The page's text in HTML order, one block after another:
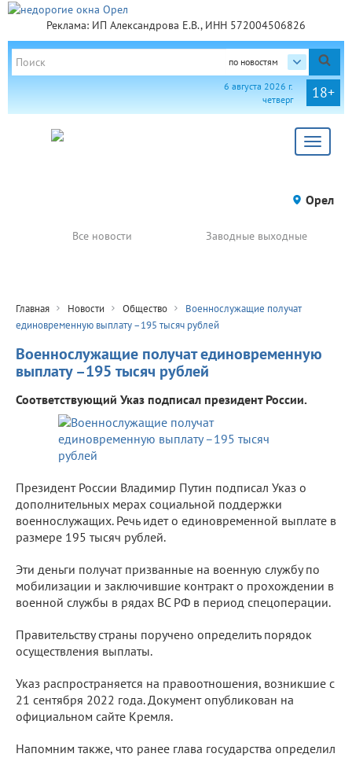
Реклама: ИП Александрова Е.В., ИНН 572004506826
по новостям
18+
6 августа 2026 г.
четверг
Toggle
Орел
Все новости Заводные выходные
Главная Новости Общество
Военнослужащие получат
единовременную выплату –195 тысяч рублей
Военнослужащие получат единовременную
выплату –195 тысяч рублей
Соответствующий Указ подписал президент России.
Президент России Владимир Путин подписал Указ о
дополнительных мерах социальной поддержки
военнослужащих. Речь идет о единовременной выплате в
размере 195 тысяч рублей.
Эти деньги получат призванные на военную службу по
мобилизации и заключившие контракт о прохождении в
военной службы в рядах ВС РФ в период спецоперации.
Правительству страны поручено определить порядок
осуществления выплаты.
Указ распространяется на правоотношения, возникшие с
21 сентября 2022 года. Документ опубликован на
официальном сайте Кремля.
Напомним также, что ранее глава государства определил